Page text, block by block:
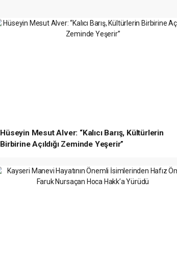
Hüseyin Mesut Alver: “Kalıcı Barış, Kültürlerin
Birbirine Açıldığı Zeminde Yeşerir”